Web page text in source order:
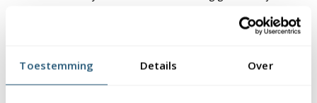
Toestemming Details Over
herkomst in de regio. Op de vlag is een witte lelie terug te
gezien als belangrijkste grondleggen van Flevoland.